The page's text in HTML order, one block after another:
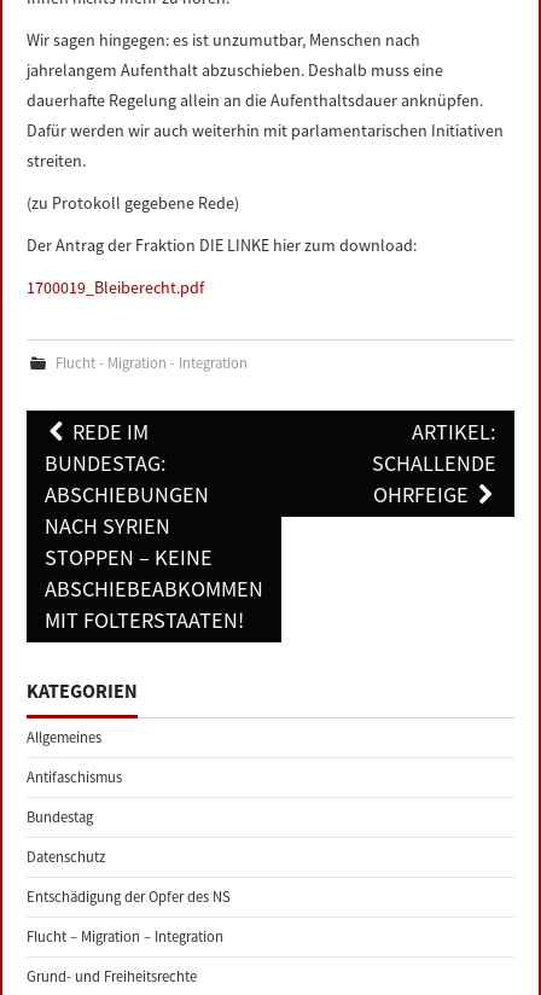
Wir sagen hingegen: es ist unzumutbar, Menschen nach
jahrelangem Aufenthalt abzuschieben. Deshalb muss eine
dauerhafte Regelung allein an die Aufenthaltsdauer anknüpfen.
Dafür werden wir auch weiterhin mit parlamentarischen Initiativen
streiten.
(zu Protokoll gegebene Rede)
Der Antrag der Fraktion DIE LINKE hier zum download:
1700019_Bleiberecht.pdf
Flucht - Migration - Integration
Post
navigation
REDE IM
BUNDESTAG:
ABSCHIEBUNGEN
NACH SYRIEN
STOPPEN – KEINE
ABSCHIEBEABKOMMEN
MIT FOLTERSTAATEN!
ARTIKEL:
SCHALLENDE
OHRFEIGE
KATEGORIEN
Allgemeines
Antifaschismus
Bundestag
Datenschutz
Entschädigung der Opfer des NS
Flucht – Migration – Integration
Grund- und Freiheitsrechte